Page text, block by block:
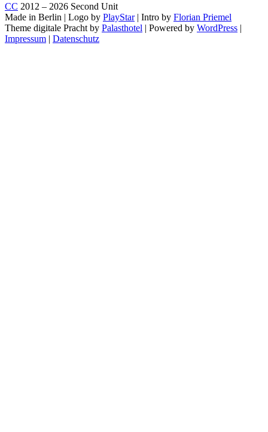
CC 2012 – 2026 Second Unit
Made in Berlin | Logo by PlayStar| Intro by Florian Priemel
Theme digitale Pracht by Palasthotel | Powered by WordPress |
Impressum | Datenschutz